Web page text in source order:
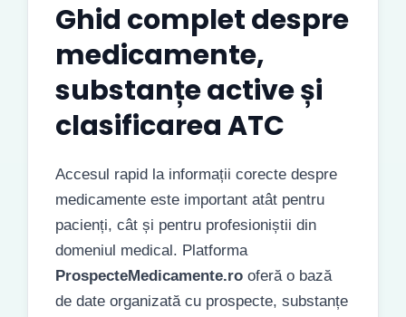
Ghid complet despre
medicamente,
substanțe active și
clasificarea ATC
Accesul rapid la informații corecte despre
medicamente este important atât pentru
pacienți, cât și pentru profesioniștii din
domeniul medical. Platforma
ProspecteMedicamente.ro oferă o bază
de date organizată cu prospecte, substanțe